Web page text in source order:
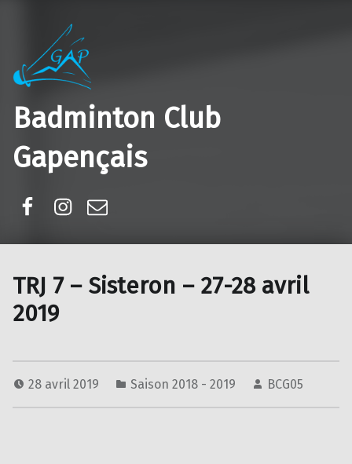
Badminton Club
Gapençais
TRJ 7 – Sisteron – 27-28 avril
2019
28 avril 2019 Saison 2018 - 2019 BCG05